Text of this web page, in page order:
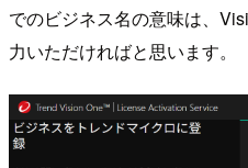
でのビジネス名の意味は、
力いただければと思います。